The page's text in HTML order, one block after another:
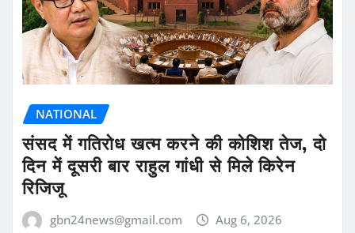
NATIONAL
संसद में गतिरोध खत्म करने की कोशिश तेज, दो
दिन में दूसरी बार राहुल गांधी से मिले किरेन
रिजिजू
gbn24news@gmail.com Aug 6, 2026